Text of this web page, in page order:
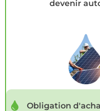
devenir
Obligation